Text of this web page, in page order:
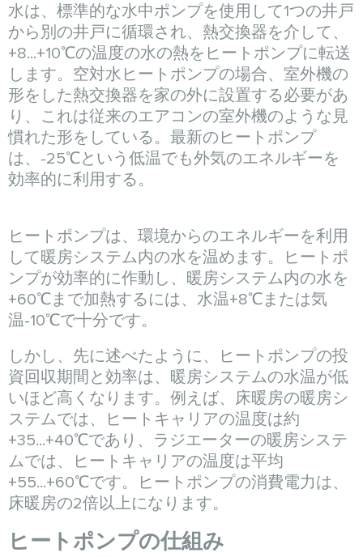
水は、標準的な水中ポンプを使用して1つの井戸
から別の井戸に循環され、熱交換器を介して、
+8...+10℃の温度の水の熱をヒートポンプに転送
します。空対水ヒートポンプの場合、室外機の
形をした熱交換器を家の外に設置する必要があ
り、これは従来のエアコンの室外機のような見
慣れた形をしている。最新のヒートポンプ
は、-25℃という低温でも外気のエネルギーを
効率的に利用する。
ヒートポンプは、環境からのエネルギーを利用
して暖房システム内の水を温めます。ヒートポ
ンプが効率的に作動し、暖房システム内の水を
+60℃まで加熱するには、水温+8℃または気
温-10℃で十分です。
しかし、先に述べたように、ヒートポンプの投
資回収期間と効率は、暖房システムの水温が低
いほど高くなります。例えば、床暖房の暖房シ
ステムでは、ヒートキャリアの温度は約
+35...+40℃であり、ラジエーターの暖房システ
ムでは、ヒートキャリアの温度は平均
+55...+60℃です。ヒートポンプの消費電力は、
床暖房の2倍以上になります。
ヒートポンプの仕組み